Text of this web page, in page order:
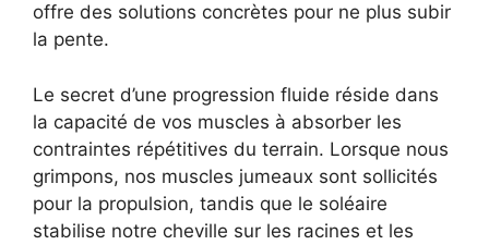
offre des solutions concrètes pour ne plus subir
la pente.
Le secret d’une progression fluide réside dans
la capacité de vos muscles à absorber les
contraintes répétitives du terrain. Lorsque nous
grimpons, nos muscles jumeaux sont sollicités
pour la propulsion, tandis que le soléaire
stabilise notre cheville sur les racines et les